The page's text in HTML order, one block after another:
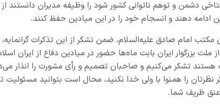
دشمن و توهم ناتوانی کشور شود را وظیفه مدیران دانستند
ادامه دهند و انسجام خود را در این میادین حفظ کنند.
مکتب امام صادق علیه‌السلام، ضمن تشکر از این تذکرات
ملت بزرگوار ایران بابت ماه‌ها حضور در میادین دفاع از ایران
هستند تشکر می‌کنیم و صاحبان تصمیم و رأی مشورت را انذار
نظرتان را همنوا با ولی خدا نکنید، محال است بتوانید
ظریف شما.